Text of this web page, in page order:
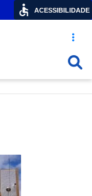
Acesso
ACESSIBILIDADE